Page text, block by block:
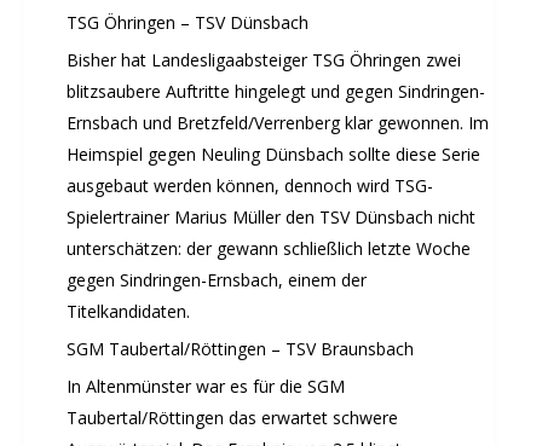
Turnen
Volleyball
KURSANGEBOTE
Fit & Gesund – Gesundheitskurs
Kinderturnen
Schwimmkurse
Yoga
Vereinsbus
TSG Öhringen – TSV Dünsbach
Bisher hat Landesligaabsteiger TSG Öhringen zwei
blitzsaubere Auftritte hingelegt und gegen Sindringen-
Ernsbach und Bretzfeld/Verrenberg klar gewonnen. Im
Heimspiel gegen Neuling Dünsbach sollte diese Serie
ausgebaut werden können, dennoch wird TSG-
Spielertrainer Marius Müller den TSV Dünsbach nicht
unterschätzen: der gewann schließlich letzte Woche
gegen Sindringen-Ernsbach, einem der
Titelkandidaten.
SGM Taubertal/Röttingen – TSV Braunsbach
In Altenmünster war es für die SGM
Taubertal/Röttingen das erwartet schwere